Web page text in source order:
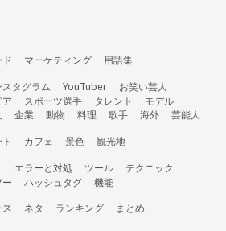
ド マーケティング
用語集
スタグラム YouTuber
お笑い芸人
スポーツ選手 タレント
モデル
企業 動物 料理 歌手 海外
芸能人
カフェ 景色
観光地
エラーと対処 ツール
テクニック
ハッシュタグ
機能
ネタ ランキング まとめ